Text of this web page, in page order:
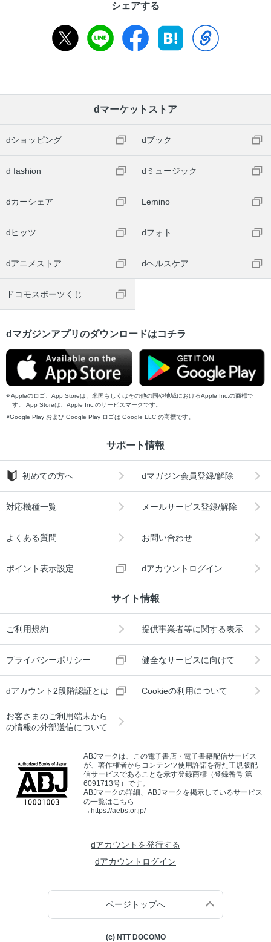
シェアする
dマーケットストア
dショッピング dブック
d fashion dミュージック
dカーシェア Lemino
dヒッツ dフォト
dアニメストア dヘルスケア
ドコモスポーツくじ
dマガジンアプリのダウンロードはコチラ
Appleのロゴ、App Storeは、米国もしくはその他の国や地域におけるApple Inc.の商標で
す。 App Storeは、Apple Inc.のサービスマークです。
Google Play および Google Play ロゴは Google LLC の商標です。
サポート情報
初めての方へ dマガジン会員登録/解除
対応機種一覧 メールサービス登録/解除
よくある質問 お問い合わせ
ポイント表示設定 dアカウントログイン
サイト情報
ご利用規約 提供事業者等に関する表示
プライバシーポリシー 健全なサービスに向けて
dアカウント2段階認証とは Cookieの利用について
お客さまのご利用端末から
の情報の外部送信について
ABJマークは、この電子書店・電子書籍配信サービス
が、著作権者からコンテンツ使用許諾を得た正規版配
信サービスであることを示す登録商標（登録番号 第
6091713号）です。
ABJマークの詳細、ABJマークを掲示しているサービス
の一覧はこちら
→https://aebs.or.jp/
dアカウントを発行する
dアカウントログイン
ページトップへ
(c) NTT DOCOMO